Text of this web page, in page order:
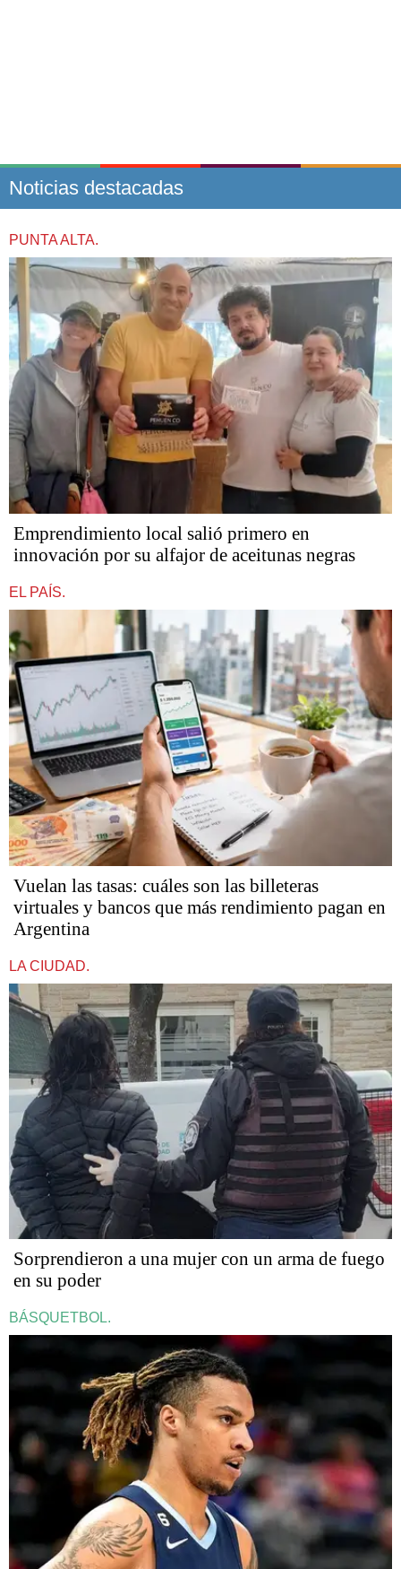
Noticias destacadas
PUNTA ALTA.
Emprendimiento local salió primero en
innovación por su alfajor de aceitunas negras
EL PAÍS.
Vuelan las tasas: cuáles son las billeteras
virtuales y bancos que más rendimiento pagan en
Argentina
LA CIUDAD.
Sorprendieron a una mujer con un arma de fuego
en su poder
BÁSQUETBOL.